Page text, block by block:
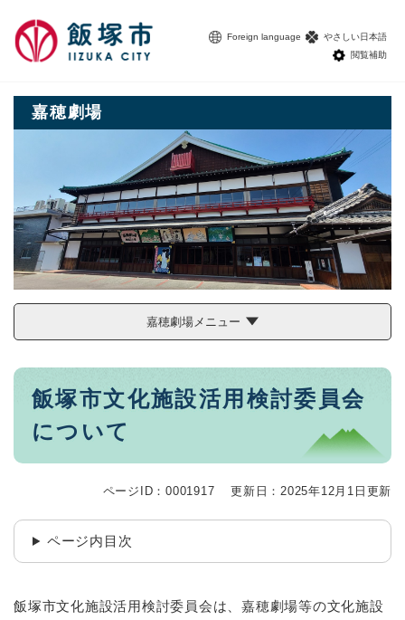
Foreign language
やさしい日本語
閲覧補助
嘉穂劇場
嘉穂劇場メニュー
本
飯塚市文化施設活用検討委員会
について
ページID：0001917 更新日：2025年12月1日更新
ページ内目次
飯塚市文化施設活用検討委員会は、嘉穂劇場等の文化施設